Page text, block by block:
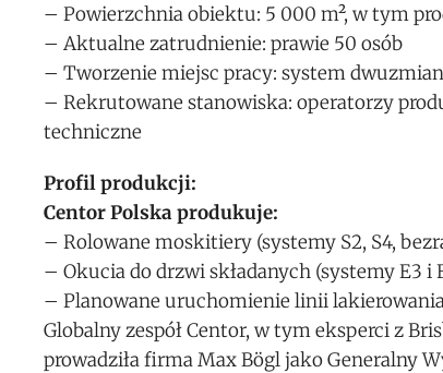
– Powierzchnia obiektu: 5 000 m², w tym
– Aktualne zatrudnienie: prawie 50 osób
– Tworzenie miejsc pracy: system
– Rekrutowane stanowiska: operatorzy
techniczne
Profil produkcji:
Centor Polska produkuje:
– Rolowane moskitiery (systemy S2, S4,
– Okucia do drzwi składanych (systemy E3 i
– Planowane uruchomienie linii
Globalny zespół Centor, w tym eksperci z
prowadziła firma Max Bögl jako Generalny